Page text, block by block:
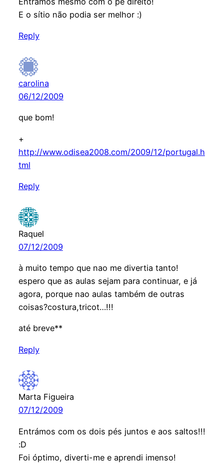
E o sítio não podia ser melhor :)
Reply
carolina
06/12/2009
que bom!
+
http://www.odisea2008.com/2009/12/portugal.h
tml
Reply
Raquel
07/12/2009
à muito tempo que nao me divertia tanto!
espero que as aulas sejam para continuar, e já
agora, porque nao aulas também de outras
coisas?costura,tricot…!!!
até breve**
Reply
Marta Figueira
07/12/2009
Entrámos com os dois pés juntos e aos saltos!!!
:D
Foi óptimo, diverti-me e aprendi imenso!